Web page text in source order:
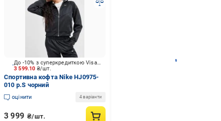
3 599.10 ₴/шт.
До -10% з суперкредиткою Visa Вигода
Спортивна кофта Nike HJ0975-
010 р.S чорний
оцінити 4 варіанти
3 999 ₴/шт.